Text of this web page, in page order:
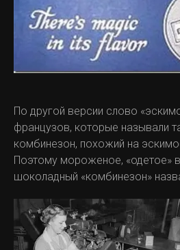
По другой версии слово
французов, которые называли
комбинезон, похожий на
Поэтому мороженое, «одетое»
шоколадный «комбинезон»